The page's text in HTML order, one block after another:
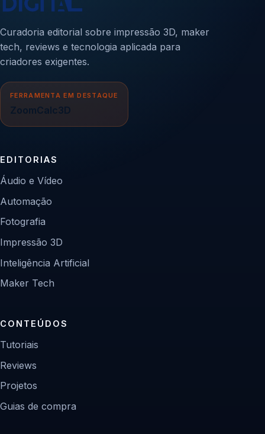
Curadoria editorial sobre impressão 3D, maker
tech, reviews e tecnologia aplicada para
criadores exigentes.
FERRAMENTA EM DESTAQUE
ZoomCalc3D
EDITORIAS
Áudio e Vídeo
Automação
Fotografia
Impressão 3D
Inteligência Artificial
Maker Tech
CONTEÚDOS
Tutoriais
Reviews
Projetos
Guias de compra